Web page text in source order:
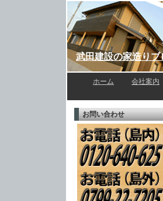
武田建設の家造りブ
ホーム 会社案内
お問い合わせ